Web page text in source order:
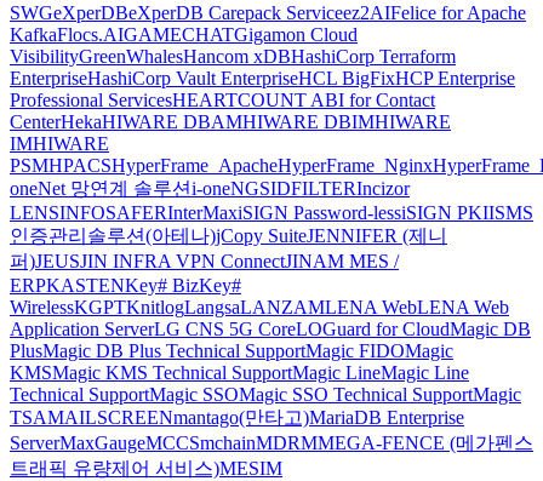
SWGeXperDBeXperDB Carepack Serviceez2AIFelice for Apache
KafkaFlocs.AIGAMECHATGigamon Cloud
VisibilityGreenWhalesHancom xDBHashiCorp Terraform
EnterpriseHashiCorp Vault EnterpriseHCL BigFixHCP Enterprise
Professional ServicesHEARTCOUNT ABI for Contact
CenterHekaHIWARE DBAMHIWARE DBIMHIWARE
IMHIWARE
PSMHPACSHyperFrame_ApacheHyperFrame_Nginx
oneNet 망연계 솔루션i-oneNGSIDFILTERIncizor
LENSINFOSAFERInterMaxiSIGN Password-lessiSIGN PKIISMS
인증관리솔루션(아테나)jCopy SuiteJENNIFER (제니
퍼)JEUSJIN INFRA VPN ConnectJINAM MES /
ERPKASTENKey# BizKey#
WirelessKGPTKnitlogLangsaLANZAMLENA WebLENA Web
Application ServerLG CNS 5G CoreLOGuard for CloudMagic DB
PlusMagic DB Plus Technical SupportMagic FIDOMagic
KMSMagic KMS Technical SupportMagic LineMagic Line
Technical SupportMagic SSOMagic SSO Technical SupportMagic
TSAMAILSCREENmantago(만타고)MariaDB Enterprise
ServerMaxGaugeMCCSmchainMDRMMEGA-FENCE (메가펜스
트래픽 유량제어 서비스)MESIM